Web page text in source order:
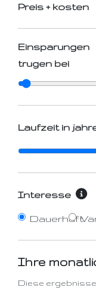
Preis + kosten
Einsparungen
trugen bei
Laufzeit in
Interesse
Dauerhaft
Ihre
Diese